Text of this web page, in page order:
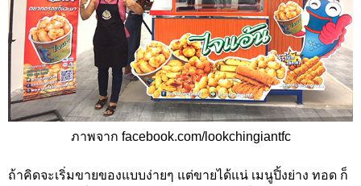
ภาพจาก facebook.com/lookchingiantfc
ถ้าคิดจะเริ่มขายของแบบง่ายๆ แต่ขายได้แน่ เมนูปิ้งย่าง ทอด ก็